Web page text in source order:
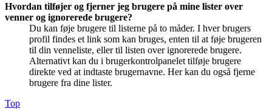
Hvordan tilføjer og fjerner jeg brugere på mine lister over
venner og ignorerede brugere?
Du kan føje brugere til listerne på to måder. I hver brugers
profil findes et link som kan bruges, enten til at føje brugeren
til din venneliste, eller til listen over ignorerede brugere.
Alternativt kan du i brugerkontrolpanelet tilføje brugere
direkte ved at indtaste brugernavne. Her kan du også fjerne
brugere fra dine lister.
Top